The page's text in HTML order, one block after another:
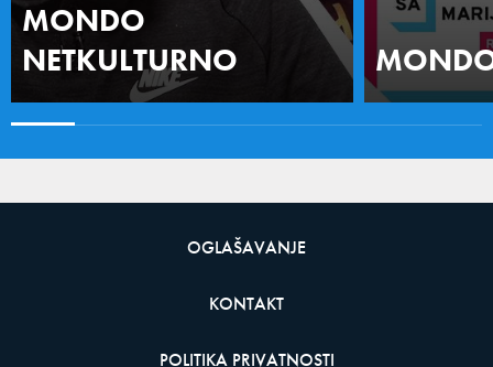
MONDO
NETKULTURNO
OGLAŠAVANJE
KONTAKT
POLITIKA PRIVATNOSTI